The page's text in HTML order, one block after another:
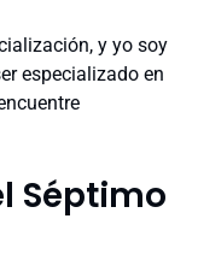
y yo soy
especializado en
Séptimo